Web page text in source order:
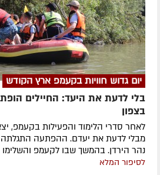
יום גדוש חוויות בקעמפ ארץ הקודש
בלי לדעת את היעד: החיילים
בצפון
לאחר סדרי הלימוד והפעילות בקעמפ,
מבלי לדעת את יעדם. ההפתעה
נהר הירדן. בהמשך שבו לקעמפ
לסיפור המלא